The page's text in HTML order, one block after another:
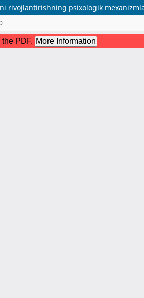
rivojlantirishning psixologik